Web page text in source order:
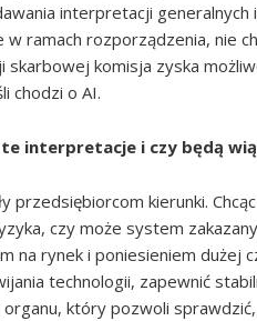
interpretacji generalnych
ramach rozporządzenia, nie
komisja zyska
chodzi o AI.
te interpretacje i czy będą
przedsiębiorcom kierunki.
czy może system
na rynek i poniesieniem dużej
technologii, zapewnić
który pozwoli